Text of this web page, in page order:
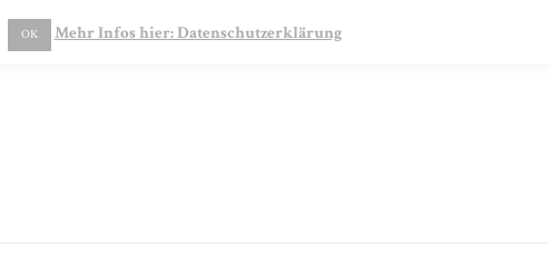
OK Mehr Infos hier: Datenschutzerklärung